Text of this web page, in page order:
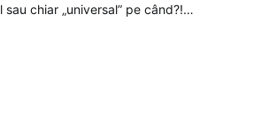
chiar „universal” pe când?!…